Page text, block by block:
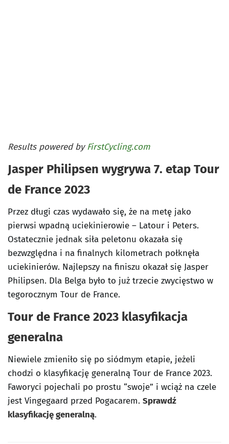
Results powered byFirstCycling.com
Jasper Philipsen wygrywa 7. etap Tour
de France 2023
Przez długi czas wydawało się, że na metę jako
pierwsi wpadną uciekinierowie – Latour i Peters.
Ostatecznie jednak siła peletonu okazała się
bezwzględna i na finalnych kilometrach połknęła
uciekinierów. Najlepszy na finiszu okazał się Jasper
Philipsen. Dla Belga było to już trzecie zwycięstwo w
tegorocznym Tour de France.
Tour de France 2023 klasyfikacja
generalna
Niewiele zmieniło się po siódmym etapie, jeżeli
chodzi o klasyfikację generalną Tour de France 2023.
Faworyci pojechali po prostu “swoje” i wciąż na czele
jest Vingegaard przed Pogacarem. Sprawdź
klasyfikację generalną.